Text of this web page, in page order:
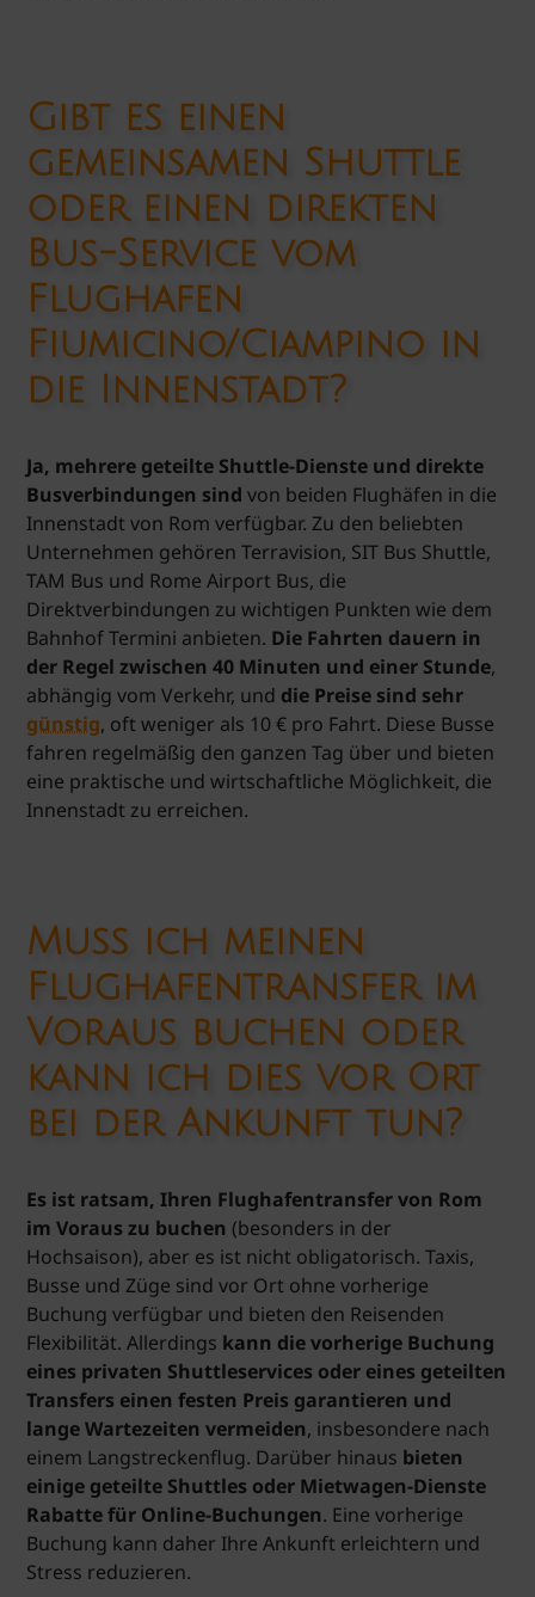
Gibt es einen
gemeinsamen Shuttle
oder einen direkten
Bus-Service vom
Flughafen
Fiumicino/Ciampino in
die Innenstadt?
Ja, mehrere geteilte Shuttle-Dienste und direkte
Busverbindungen sind von beiden Flughäfen in die
Innenstadt von Rom verfügbar. Zu den beliebten
Unternehmen gehören Terravision, SIT Bus Shuttle,
TAM Bus und Rome Airport Bus, die
Direktverbindungen zu wichtigen Punkten wie dem
Bahnhof Termini anbieten. Die Fahrten dauern in
der Regel zwischen 40 Minuten und einer Stunde,
abhängig vom Verkehr, und die Preise sind sehr
günstig, oft weniger als 10 € pro Fahrt. Diese Busse
fahren regelmäßig den ganzen Tag über und bieten
eine praktische und wirtschaftliche Möglichkeit, die
Innenstadt zu erreichen.
Muss ich meinen
Flughafentransfer im
Voraus buchen oder
kann ich dies vor Ort
bei der Ankunft tun?
Es ist ratsam, Ihren Flughafentransfer von Rom
im Voraus zu buchen (besonders in der
Hochsaison), aber es ist nicht obligatorisch. Taxis,
Busse und Züge sind vor Ort ohne vorherige
Buchung verfügbar und bieten den Reisenden
Flexibilität. Allerdings kann die vorherige Buchung
eines privaten Shuttleservices oder eines geteilten
Transfers einen festen Preis garantieren und
lange Wartezeiten vermeiden, insbesondere nach
einem Langstreckenflug. Darüber hinaus bieten
einige geteilte Shuttles oder Mietwagen-Dienste
Rabatte für Online-Buchungen. Eine vorherige
Buchung kann daher Ihre Ankunft erleichtern und
Stress reduzieren.